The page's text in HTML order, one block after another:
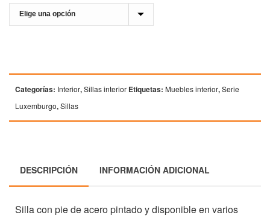
Categorías: Interior,Sillas interior Etiquetas: Muebles interior,Serie
Luxemburgo,Sillas
DESCRIPCIÓN INFORMACIÓN ADICIONAL
Silla con pie de acero pintado y disponible en varios